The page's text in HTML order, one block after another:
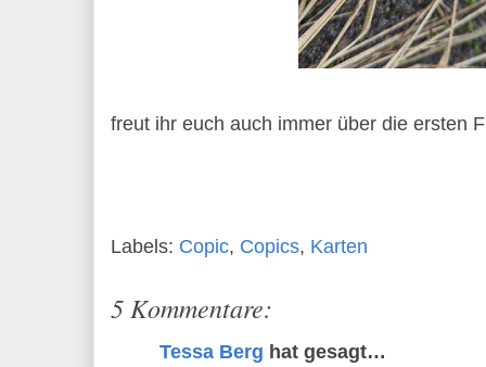
freut ihr euch auch immer über die ersten
Labels: Copic, Copics, Karten
5 Kommentare:
Tessa Berg hat gesagt…